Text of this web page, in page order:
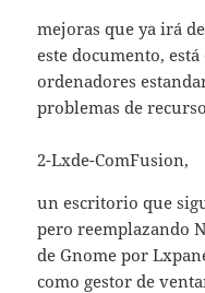
mejoras que ya irá
este documento,
ordenadores
problemas de
2-Lxde-ComFusion,
un escritorio que
pero reemplazando
de Gnome por
como gestor de